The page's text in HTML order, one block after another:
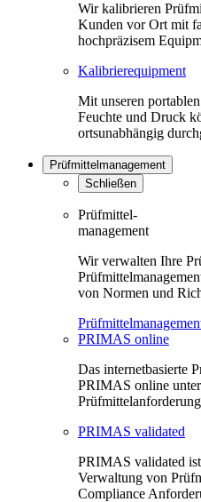
Wir kalibrieren
Kunden vor Ort mit
hochpräzisem
Kalibrierequipment
Mit unseren
Feuchte und Druck
ortsunabhängig
Prüfmittelmanagement
Schließen
Prüfmittel-
management
Wir verwalten Ihre
von Normen und
PRIMAS online
Das internetbasierte
PRIMAS online
PRIMAS validated
PRIMAS validated
Verwaltung von
Compliance